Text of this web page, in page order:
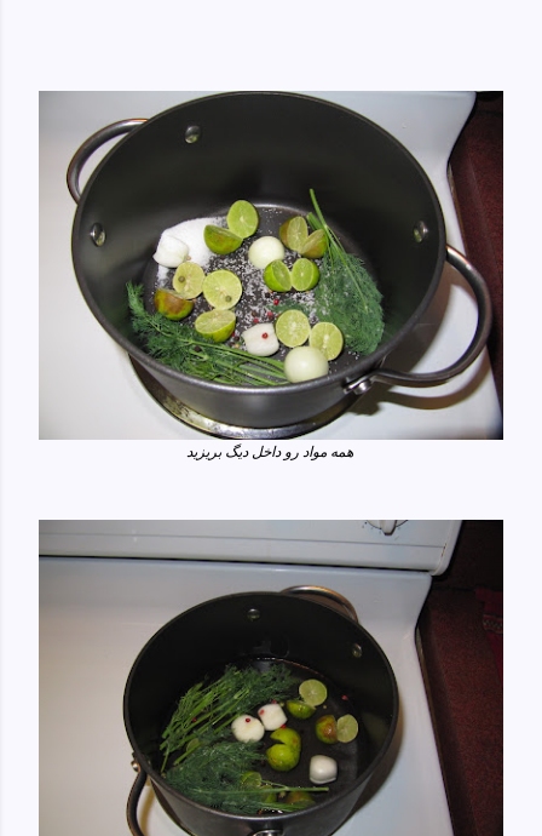
همه مواد رو داخل دیگ بریزید